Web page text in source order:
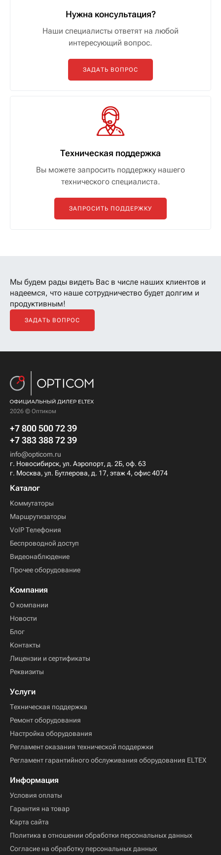
Нужна консультация?
Наши специалисты ответят на любой
интересующий вопрос.
ЗАДАТЬ ВОПРОС
Техническая поддержка
Вы можете запросить поддержку нашего
технического специалиста.
ЗАПРОСИТЬ ПОДДЕРЖКУ
Мы будем рады видеть Вас в числе наших клиентов и
надеемся, что наше сотрудничество будет долгим и
продуктивным!
ЗАДАТЬ ВОПРОС
2026 © Оптиком
+7 800 500 72 39
+7 383 388 72 39
info@opticom.ru
г. Новосибирск, ул. Аэропорт, д. 2Б, оф. 63
г. Москва, ул. Бутлерова, д. 17, этаж 4, офис 4074
Каталог
Коммутаторы
Маршрутизаторы
VoIP Телефония
Беспроводной доступ
Видеонаблюдение
Прочее оборудование
Компания
О компании
Новости
Блог
Контакты
Лицензии и сертификаты
Реквизиты
Услуги
Техническая поддержка
Ремонт оборудования
Настройка оборудования
Регламент оказания технической поддержки
Регламент гарантийного обслуживания оборудования ELTEX
Информация
Условия оплаты
Гарантия на товар
Карта сайта
Политика в отношении обработки персональных данных
Согласие на обработку персональных данных